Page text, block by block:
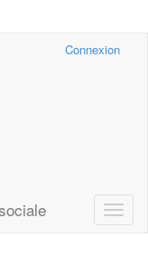
Connexion
Toggle